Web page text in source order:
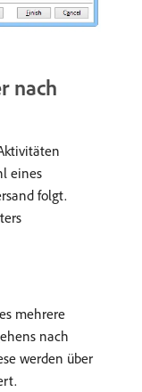
nach
eines
folgt.
mehrere
nach
werden über